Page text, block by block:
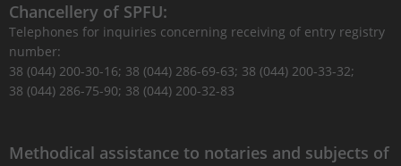
Chancellery of SPFU:
Telephones for inquiries concerning receiving of entry registry
number:
38 (044) 200-30-16; 38 (044) 286-69-63; 38 (044) 200-33-32;
38 (044) 286-75-90; 38 (044) 200-32-83
Methodical assistance to notaries and subjects of